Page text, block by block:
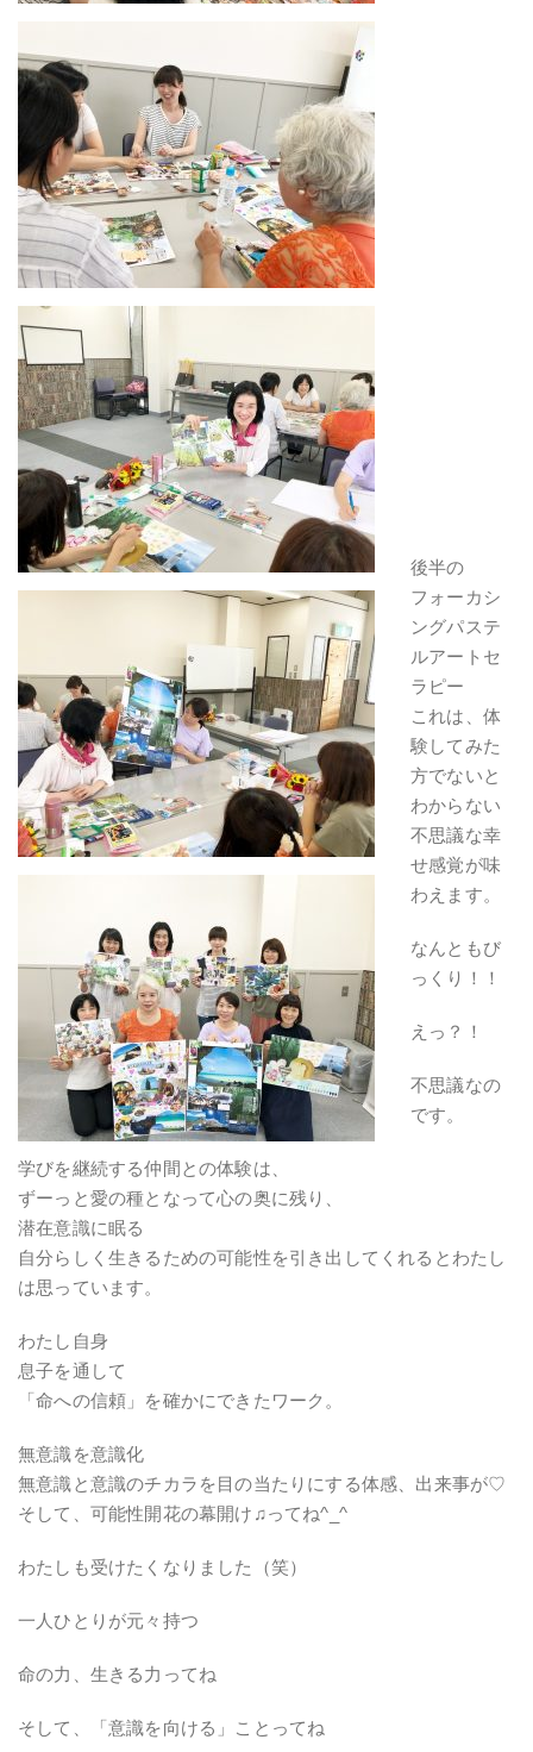
後半の
フォーカシ
ングパステ
ルアートセ
ラピー
これは、体
験してみた
方でないと
わからない
不思議な幸
せ感覚が味
わえます。
なんともび
っくり！！
えっ？！
不思議なの
です。
学びを継続する仲間との体験は、
ずーっと愛の種となって心の奥に残り、
潜在意識に眠る
自分らしく生きるための可能性を引き出してくれるとわたし
は思っています。
わたし自身
息子を通して
「命への信頼」を確かにできたワーク。
無意識を意識化
無意識と意識のチカラを目の当たりにする体感、出来事が♡
そして、可能性開花の幕開け ♫ってね^_^
わたしも受けたくなりました（笑）
一人ひとりが元々持つ
命の力、生きる力ってね
そして、「意識を向ける」ことってね